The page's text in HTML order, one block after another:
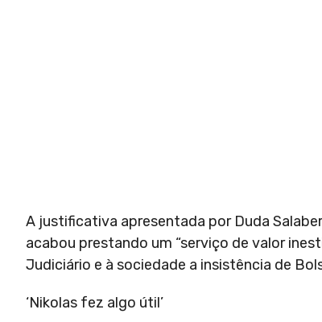
A justificativa apresentada por Duda
acabou prestando um “serviço de valor
Judiciário e à sociedade a insistência de
‘Nikolas fez algo útil’